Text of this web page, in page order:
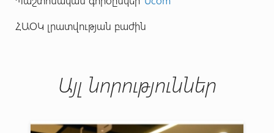
ՀԱՕԿ լրատվության բաժին
Այլ նորություններ